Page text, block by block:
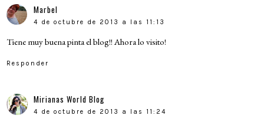
Marbel
4 de octubre de 2013 a las 11:13
Tiene muy buena pinta el blog!! Ahora lo visito!
Responder
Mirianas World Blog
4 de octubre de 2013 a las 11:24